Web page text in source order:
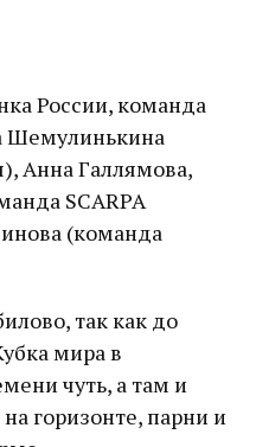
России, команда
Шемулинькина
Анна Галлямова,
SCARPA
(команда
так как до
мира в
чуть, а там и
горизонте, парни и